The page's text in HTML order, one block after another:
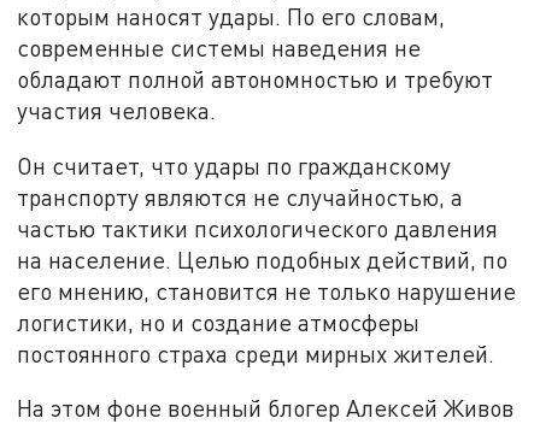
которым наносят удары. По его словам,
современные системы наведения не
обладают полной автономностью и требуют
участия человека.
Он считает, что удары по гражданскому
транспорту являются не случайностью, а
частью тактики психологического давления
на население. Целью подобных действий, по
его мнению, становится не только нарушение
логистики, но и создание атмосферы
постоянного страха среди мирных жителей.
На этом фоне военный блогер Алексей Живов